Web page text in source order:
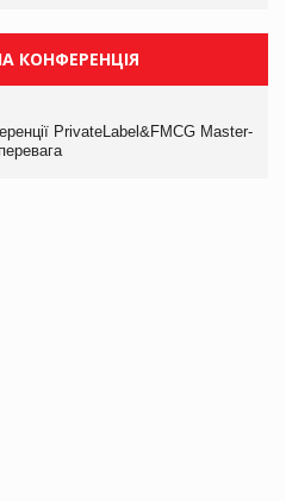
КОНФЕРЕНЦІЯ
PrivateLabel&FMCG Master-